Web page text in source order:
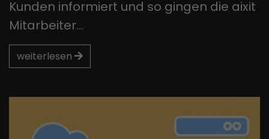
Kunden informiert und so gingen die aixit
Mitarbeiter…
weiterlesen